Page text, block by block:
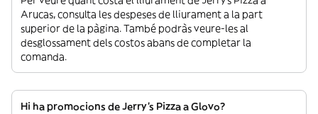
Arucas, consulta les despeses de lliurament a la part
superior de la pàgina. També podràs veure-les al
desglossament dels costos abans de completar la
comanda.
Hi ha promocions de Jerry's Pizza a Glovo?